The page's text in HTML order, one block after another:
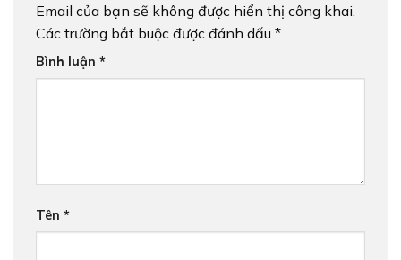
Email của bạn sẽ không được hiển thị công khai.
Các trường bắt buộc được đánh dấu *
Bình luận *
Tên *